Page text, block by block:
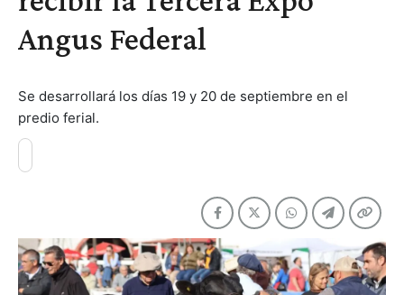
Angus Federal
Se desarrollará los días 19 y 20 de septiembre en el
predio ferial.